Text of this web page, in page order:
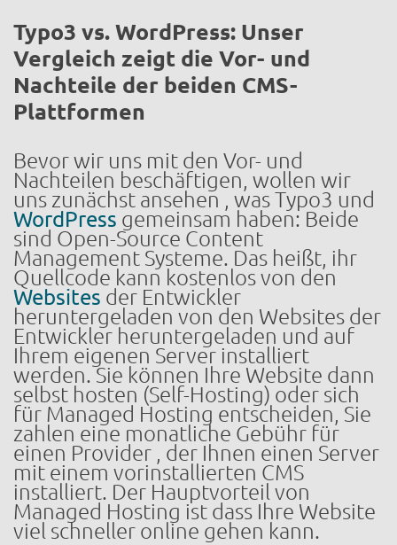
Typo3 vs. WordPress: Unser
Vergleich zeigt die Vor- und
Nachteile der beiden CMS-
Plattformen
Bevor wir uns mit den Vor- und
Nachteilen beschäftigen, wollen wir
uns zunächst ansehen , was Typo3 und
WordPress gemeinsam haben: Beide
sind Open-Source Content
Management Systeme. Das heißt, ihr
Quellcode kann kostenlos von den
Websites der Entwickler
heruntergeladen von den Websites der
Entwickler heruntergeladen und auf
Ihrem eigenen Server installiert
werden. Sie können Ihre Website dann
selbst hosten (Self-Hosting) oder sich
für Managed Hosting entscheiden, Sie
zahlen eine monatliche Gebühr für
einen Provider , der Ihnen einen Server
mit einem vorinstallierten CMS
installiert. Der Hauptvorteil von
Managed Hosting ist dass Ihre Website
viel schneller online gehen kann.